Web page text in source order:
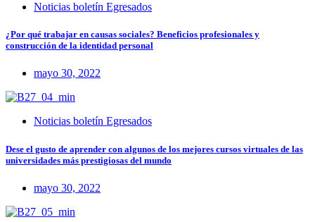
Noticias boletín Egresados
¿Por qué trabajar en causas sociales? Beneficios profesionales y
construcción de la identidad personal
mayo 30, 2022
Noticias boletín Egresados
Dese el gusto de aprender con algunos de los mejores cursos virtuales de las
universidades más prestigiosas del mundo
mayo 30, 2022